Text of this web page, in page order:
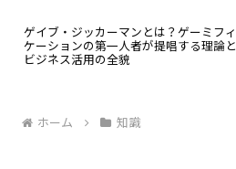
ゲイブ・ジッカーマンとは？ゲーミフィ
ケーションの第一人者が提唱する理論と
ビジネス活用の全貌
ホーム 知識